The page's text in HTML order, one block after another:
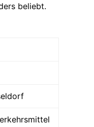
beliebt.